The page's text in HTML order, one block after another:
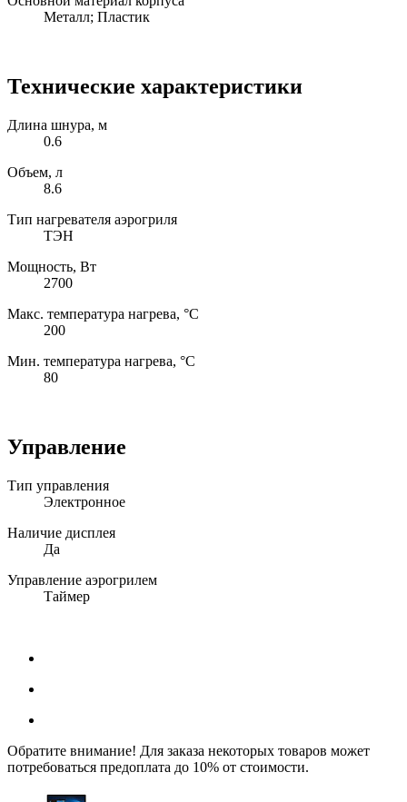
Металл; Пластик
Технические характеристики
Длина шнура, м
0.6
Объем, л
8.6
Тип нагревателя аэрогриля
ТЭН
Мощность, Вт
2700
Макс. температура нагрева, °С
200
Мин. температура нагрева, °С
80
Управление
Тип управления
Электронное
Наличие дисплея
Да
Управление аэрогрилем
Таймер
Обратите внимание! Для заказа некоторых товаров может
потребоваться предоплата до 10% от стоимости.